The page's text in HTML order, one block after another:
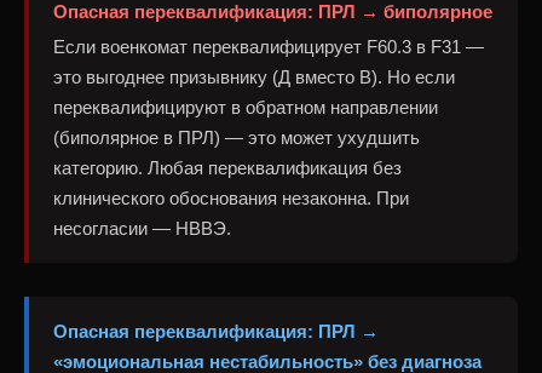
Опасная переквалификация: ПРЛ → биполярное
Если военкомат переквалифицирует F60.3 в F31 —
это выгоднее призывнику (Д вместо В). Но если
переквалифицируют в обратном направлении
(биполярное в ПРЛ) — это может ухудшить
категорию. Любая переквалификация без
клинического обоснования незаконна. При
несогласии — НВВЭ.
Опасная переквалификация: ПРЛ →
«эмоциональная нестабильность» без диагноза